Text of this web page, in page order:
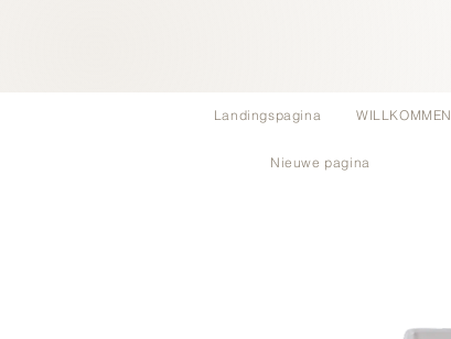
Landingspagina WILLKOMMEN
Nieuwe pagina